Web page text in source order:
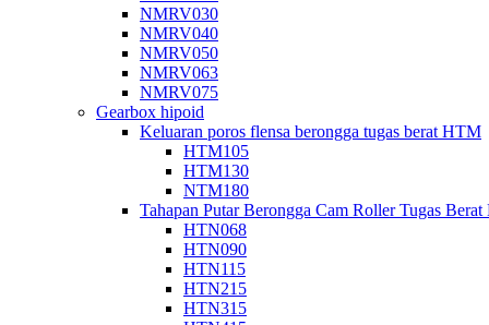
NMRV030
NMRV040
NMRV050
NMRV063
NMRV075
Gearbox hipoid
Keluaran poros flensa berongga tugas berat HTM
HTM105
HTM130
NTM180
Tahapan Putar Berongga Cam Roller Tugas
HTN068
HTN090
HTN115
HTN215
HTN315